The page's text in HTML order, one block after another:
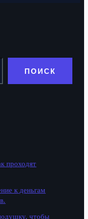
ПОИСК
проходят
к деньгам
чтобы